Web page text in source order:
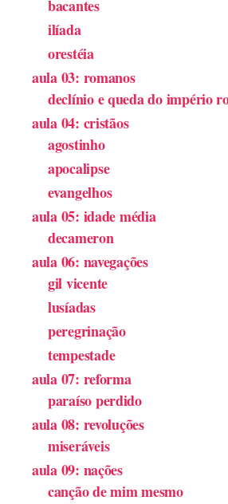
bacantes
ilíada
orestéia
aula 03: romanos
declínio e queda do império
aula 04: cristãos
agostinho
apocalipse
evangelhos
aula 05: idade média
decameron
aula 06: navegações
gil vicente
lusíadas
peregrinação
tempestade
aula 07: reforma
paraíso perdido
aula 08: revoluções
miseráveis
aula 09: nações
canção de mim mesmo